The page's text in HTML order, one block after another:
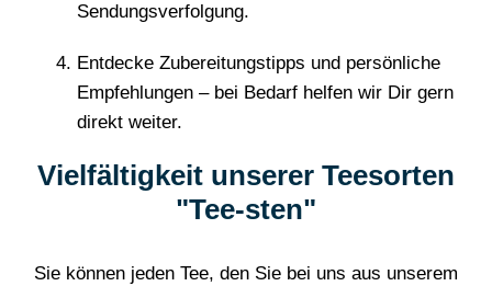
Sendungsverfolgung.
Entdecke Zubereitungstipps und persönliche
Empfehlungen – bei Bedarf helfen wir Dir gern
direkt weiter.
Vielfältigkeit unserer Teesorten
"Tee-sten"
Sie können jeden Tee, den Sie bei uns aus unserem